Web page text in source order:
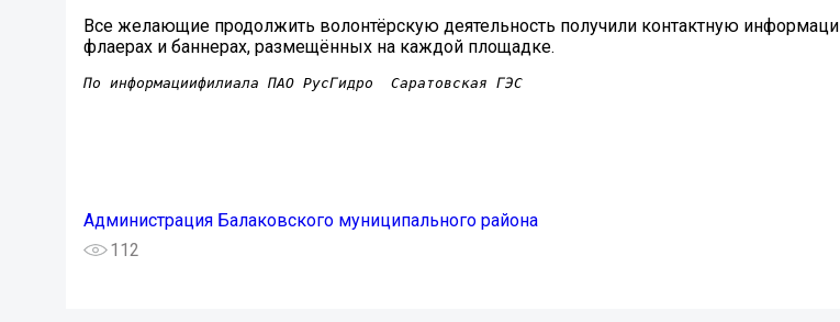
Все желающие продолжить волонтёрскую деятельность получили контактную
флаерах и баннерах, размещённых на каждой площадке.
По информациифилиала ПАО РусГидро  Саратовская ГЭС
Администрация Балаковского муниципального района
112